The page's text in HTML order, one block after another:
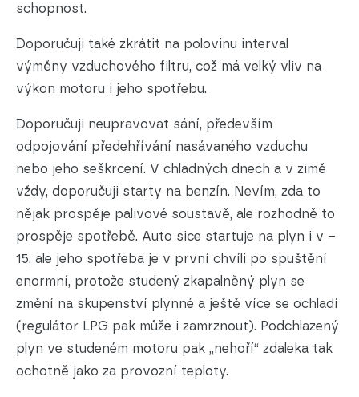
schopnost.
Doporučuji také zkrátit na polovinu interval
výměny vzduchového filtru, což má velký vliv na
výkon motoru i jeho spotřebu.
Doporučuji neupravovat sání, především
odpojování předehřívání nasávaného vzduchu
nebo jeho seškrcení. V chladných dnech a v zimě
vždy, doporučuji starty na benzín. Nevím, zda to
nějak prospěje palivové soustavě, ale rozhodně to
prospěje spotřebě. Auto sice startuje na plyn i v –
15, ale jeho spotřeba je v první chvíli po spuštění
enormní, protože studený zkapalněný plyn se
změní na skupenství plynné a ještě více se ochladí
(regulátor LPG pak může i zamrznout). Podchlazený
plyn ve studeném motoru pak „nehoří“ zdaleka tak
ochotně jako za provozní teploty.